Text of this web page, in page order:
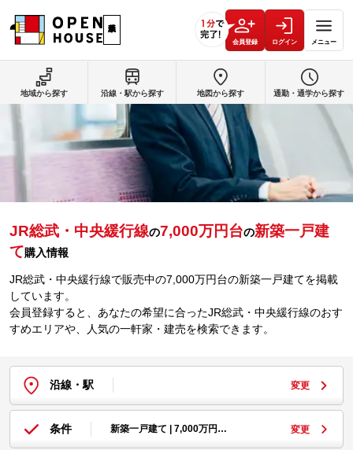
会員登録 ログイン メニュー
JR総武・中央緩行線の7,000万円台の新築一戸建
て購入情報
JR総武・中央緩行線で販売中の7,000万円台の新築一戸建てを掲載
しています。
会員登録すると、あなたの希望に合ったJR総武・中央緩行線のおす
すめエリアや、人気の一軒家・建売を検索できます。
沿線・駅 変更
条件 新築一戸建て | 7,000万円… 変更
地域から探す 沿線・駅から探す 地図から探す 通勤・通学から探す